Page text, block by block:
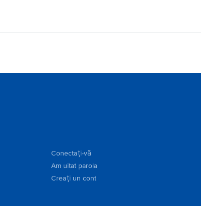
Conectați-vă
Am uitat parola
Creați un cont